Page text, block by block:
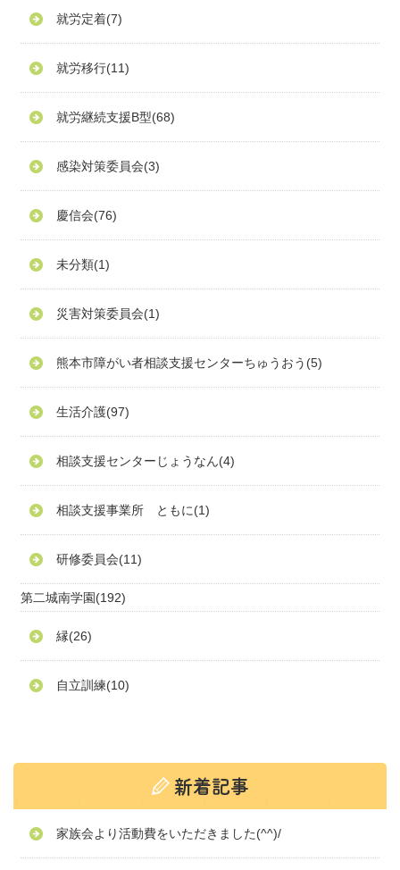
就労定着(7)
就労移行(11)
就労継続支援B型(68)
感染対策委員会(3)
慶信会(76)
未分類(1)
災害対策委員会(1)
熊本市障がい者相談支援センターちゅうおう (5)
生活介護(97)
相談支援センターじょうなん(4)
相談支援事業所 ともに(1)
研修委員会(11)
第二城南学園(192)
縁(26)
自立訓練(10)
家族会より活動費をいただきました(^^)/